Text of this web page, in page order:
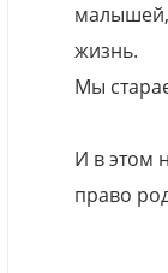
малышей,
жизнь.
Мы
И в этом
право